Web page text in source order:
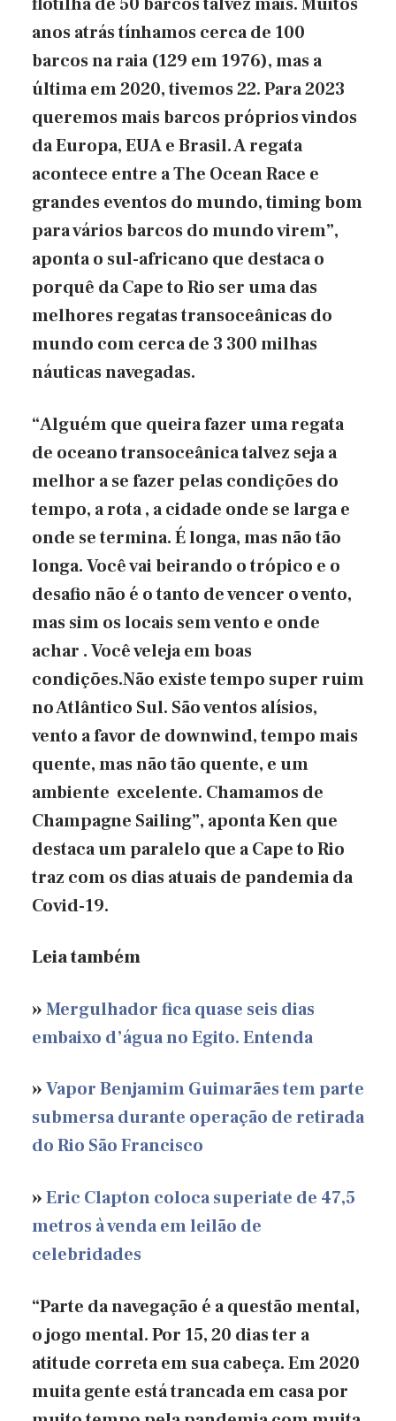
anos atrás tínhamos cerca de 100
barcos na raia (129 em 1976), mas a
última em 2020, tivemos 22. Para 2023
queremos mais barcos próprios vindos
da Europa, EUA e Brasil. A regata
acontece entre a The Ocean Race e
grandes eventos do mundo, timing bom
para vários barcos do mundo virem”,
aponta o sul-africano que destaca o
porquê da Cape to Rio ser uma das
melhores regatas transoceânicas do
mundo com cerca de 3 300 milhas
náuticas navegadas.
“Alguém que queira fazer uma regata
de oceano transoceânica talvez seja a
melhor a se fazer pelas condições do
tempo, a rota , a cidade onde se larga e
onde se termina. É longa, mas não tão
longa. Você vai beirando o trópico e o
desafio não é o tanto de vencer o vento,
mas sim os locais sem vento e onde
achar . Você veleja em boas
condições.Não existe tempo super ruim
no Atlântico Sul. São ventos alísios,
vento a favor de downwind, tempo mais
quente, mas não tão quente, e um
ambiente excelente. Chamamos de
Champagne Sailing”, aponta Ken que
destaca um paralelo que a Cape to Rio
traz com os dias atuais de pandemia da
Covid-19.
Leia também
»Mergulhador fica quase seis dias
embaixo d’água no Egito. Entenda
»Vapor Benjamim Guimarães tem parte
submersa durante operação de retirada
do Rio São Francisco
»Eric Clapton coloca superiate de 47,5
metros à venda em leilão de
celebridades
“Parte da navegação é a questão mental,
o jogo mental. Por 15, 20 dias ter a
atitude correta em sua cabeça. Em 2020
muita gente está trancada em casa por